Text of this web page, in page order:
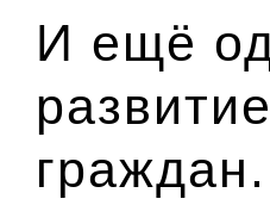
И ещё